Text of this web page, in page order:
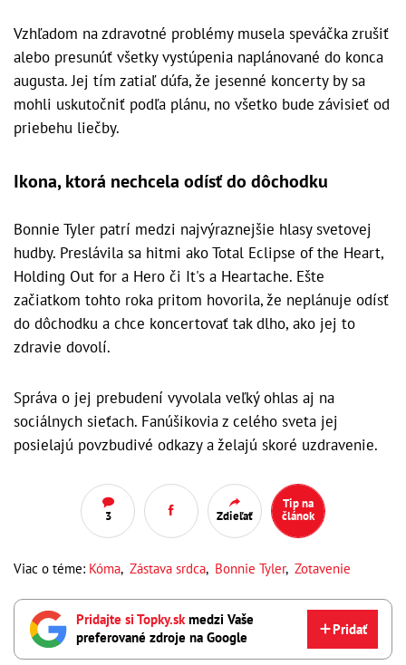
Vzhľadom na zdravotné problémy musela speváčka zrušiť
alebo presunúť všetky vystúpenia naplánované do konca
augusta. Jej tím zatiaľ dúfa, že jesenné koncerty by sa
mohli uskutočniť podľa plánu, no všetko bude závisieť od
priebehu liečby.
Ikona, ktorá nechcela odísť do dôchodku
Bonnie Tyler patrí medzi najvýraznejšie hlasy svetovej
hudby. Preslávila sa hitmi ako Total Eclipse of the Heart,
Holding Out for a Hero či It's a Heartache. Ešte
začiatkom tohto roka pritom hovorila, že neplánuje odísť
do dôchodku a chce koncertovať tak dlho, ako jej to
zdravie dovolí.
Správa o jej prebudení vyvolala veľký ohlas aj na
sociálnych sieťach. Fanúšikovia z celého sveta jej
posielajú povzbudivé odkazy a želajú skoré uzdravenie.
3 Zdieľať
Tip na
článok
Viac o téme: Kóma, Zástava srdca, Bonnie Tyler, Zotavenie
Pridajte si Topky.skmedzi Vaše
preferované zdroje na Google
Pridať